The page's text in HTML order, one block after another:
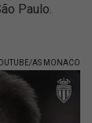
Paulo.
AS MONACO